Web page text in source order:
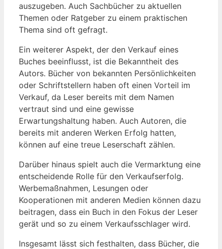
‍auszugeben.⁣ Auch Sachbücher zu‌ aktuellen
Themen oder‍ Ratgeber zu einem praktischen
Thema sind oft‌ gefragt.
Ein weiterer ⁣Aspekt, ​der den Verkauf eines
Buches beeinflusst, ist die Bekanntheit des
Autors. Bücher von bekannten Persönlichkeiten
oder Schriftstellern haben oft einen Vorteil im
Verkauf, da Leser bereits mit dem⁤ Namen
vertraut sind und eine gewisse⁢
Erwartungshaltung haben. Auch ⁤Autoren, die
bereits mit ‌anderen Werken ​Erfolg hatten,
können​ auf eine ‌treue Leserschaft ⁢zählen.
Darüber hinaus spielt auch die​ Vermarktung ⁣eine
entscheidende⁣ Rolle für den Verkaufserfolg.‌
Werbemaßnahmen, Lesungen oder
Kooperationen mit anderen‍ Medien können dazu
beitragen, dass ⁢ein‌ Buch in den Fokus der ⁢Leser
gerät und so zu⁤ einem Verkaufsschlager wird.
Insgesamt lässt sich festhalten, ⁣dass Bücher, die